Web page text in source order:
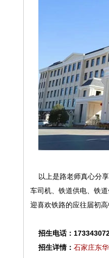
以上是路老师真心分享
车司机、铁道供电、铁
迎喜欢铁路的应往届初高
招生电话：
招生详情： 石家庄东